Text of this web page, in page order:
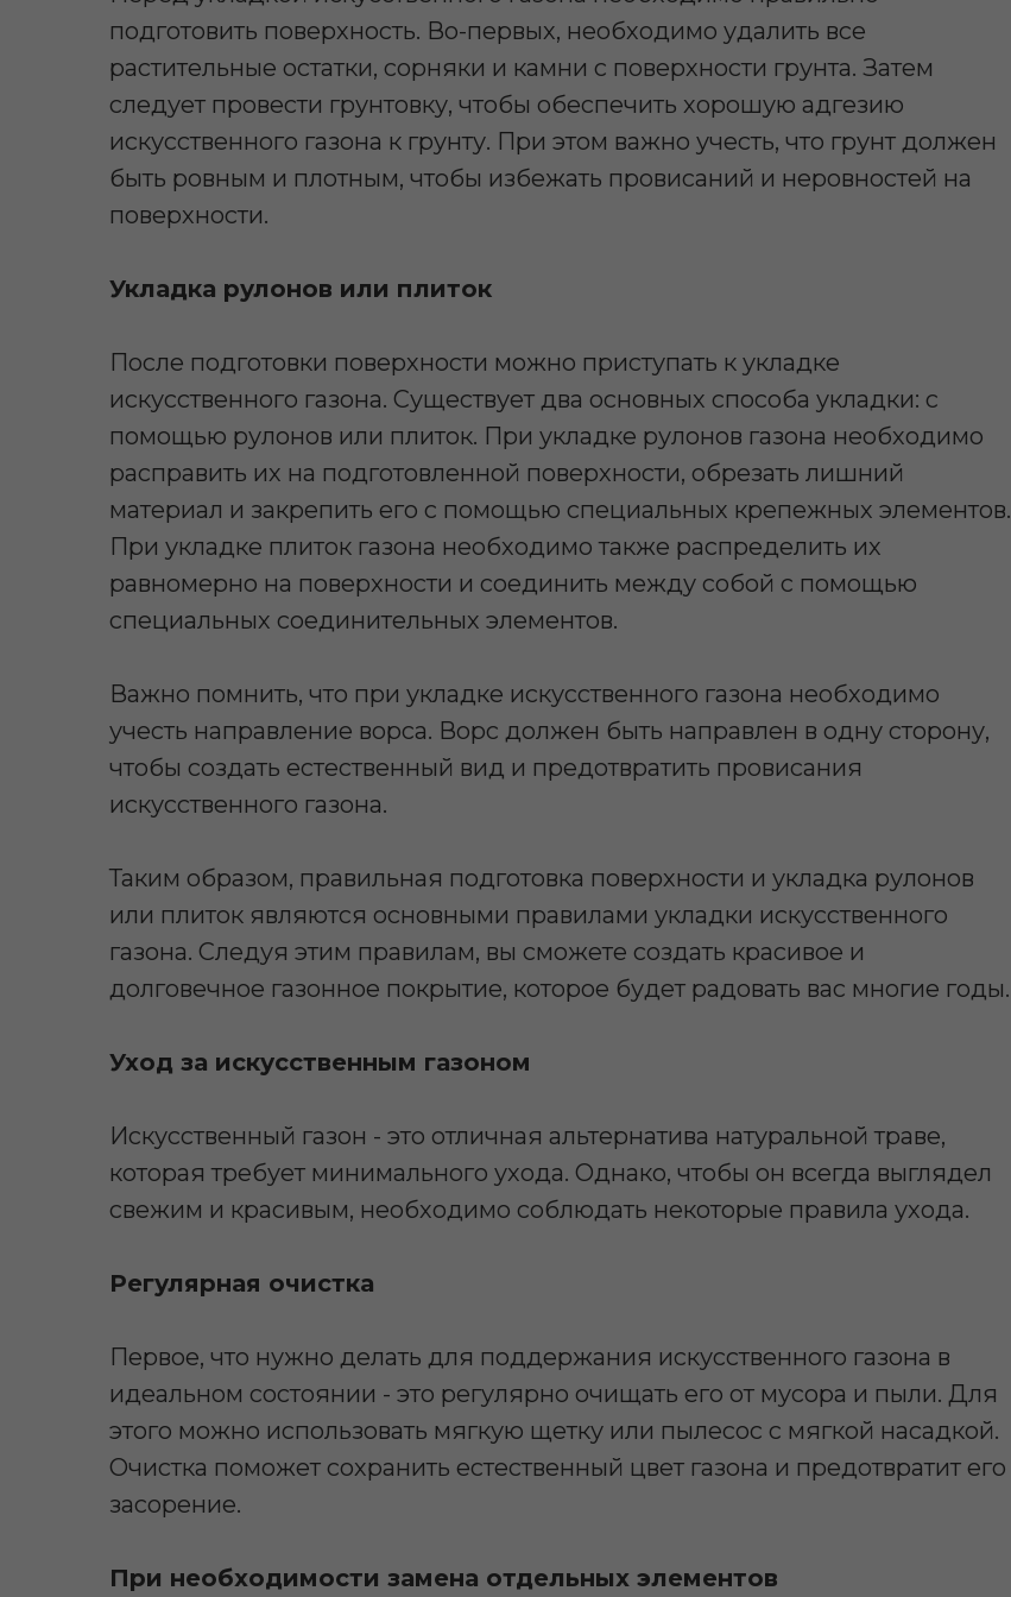
подготовить поверхность. Во-первых, необходимо удалить все
растительные остатки, сорняки и камни с поверхности грунта. Затем
следует провести грунтовку, чтобы обеспечить хорошую адгезию
искусственного газона к грунту. При этом важно учесть, что грунт должен
быть ровным и плотным, чтобы избежать провисаний и неровностей на
поверхности.
Укладка рулонов или плиток
После подготовки поверхности можно приступать к укладке
искусственного газона. Существует два основных способа укладки: с
помощью рулонов или плиток. При укладке рулонов газона необходимо
расправить их на подготовленной поверхности, обрезать лишний
материал и закрепить его с помощью специальных крепежных элементов.
При укладке плиток газона необходимо также распределить их
равномерно на поверхности и соединить между собой с помощью
специальных соединительных элементов.
Важно помнить, что при укладке искусственного газона необходимо
учесть направление ворса. Ворс должен быть направлен в одну сторону,
чтобы создать естественный вид и предотвратить провисания
искусственного газона.
Таким образом, правильная подготовка поверхности и укладка рулонов
или плиток являются основными правилами укладки искусственного
газона. Следуя этим правилам, вы сможете создать красивое и
долговечное газонное покрытие, которое будет радовать вас многие годы.
Уход за искусственным газоном
Искусственный газон - это отличная альтернатива натуральной траве,
которая требует минимального ухода. Однако, чтобы он всегда выглядел
свежим и красивым, необходимо соблюдать некоторые правила ухода.
Регулярная очистка
Первое, что нужно делать для поддержания искусственного газона в
идеальном состоянии - это регулярно очищать его от мусора и пыли. Для
этого можно использовать мягкую щетку или пылесос с мягкой насадкой.
Очистка поможет сохранить естественный цвет газона и предотвратит его
засорение.
При необходимости замена отдельных элементов